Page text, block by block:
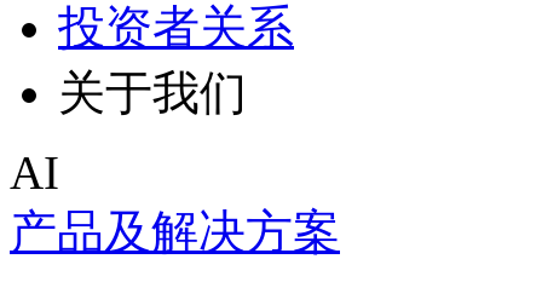
投资者关系
关于我们
AI
产品及解决方案